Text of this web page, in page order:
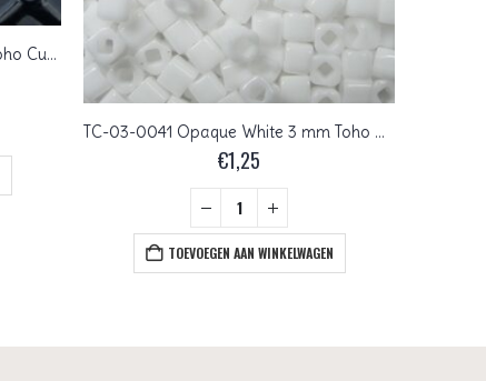
TC-03-0049 Opaque Jet 3 mm Toho Cubes
TC-03-0041 Opaque White 3 mm Toho Cubes
€1,25
TOEVOEGEN AAN WINKELWAGEN